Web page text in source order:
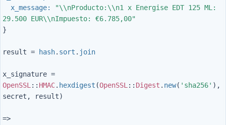
x_message:
"\\nProducto: \\n1 x Energise EDT 125 ML:
29.500 EUR\\nImpuesto: €6.785,00"
}
result = hash. sort . join
x_signature =
OpenSSL :: HMAC. hexdigest (OpenSSL :: Digest . new( 'sha256' ),
secret , result)
=>